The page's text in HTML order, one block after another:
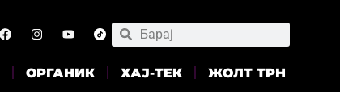
ОРГАНИК ХАЈ-ТЕК ЖОЛТ ТРН